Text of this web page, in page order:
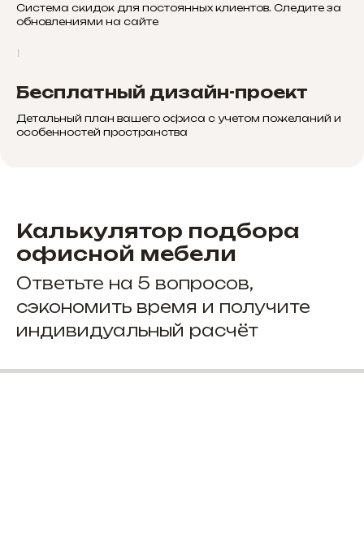
Система скидок для постоянных клиентов. Следите за
обновлениями на сайте
Бесплатный дизайн-проект
Детальный план вашего офиса с учетом пожеланий и
особенностей пространства
Калькулятор подбора
офисной мебели
Ответьте на 5 вопросов,
сэкономить время и получите
индивидуальный расчёт